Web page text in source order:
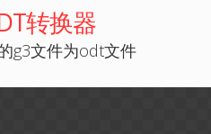
转换器
g3文件为odt文件